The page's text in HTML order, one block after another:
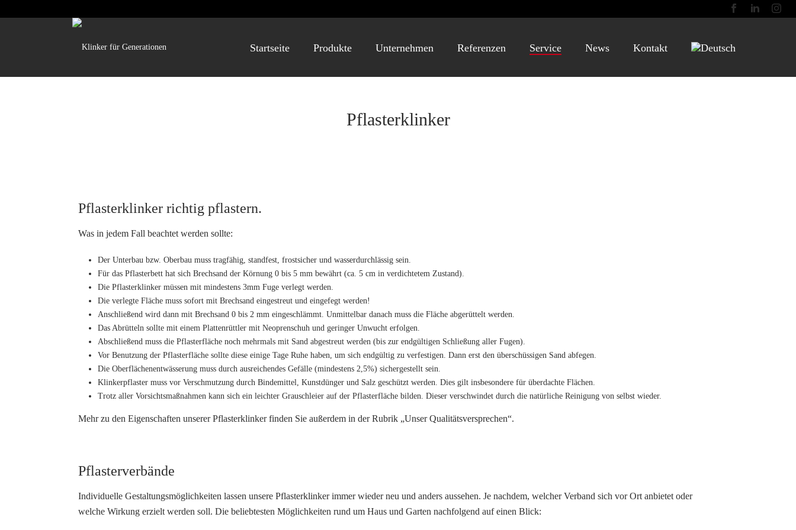
Startseite Produkte Unternehmen Referenzen Service News Kontakt
Pflasterklinker
Pflasterklinker richtig pflastern.
Was in jedem Fall beachtet werden sollte:
Der Unterbau bzw. Oberbau muss tragfähig, standfest, frostsicher und wasserdurchlässig sein.
Für das Pflasterbett hat sich Brechsand der Körnung 0 bis 5 mm bewährt (ca. 5 cm in verdichtetem Zustand).
Die Pflasterklinker müssen mit mindestens 3mm Fuge verlegt werden.
Die verlegte Fläche muss sofort mit Brechsand eingestreut und eingefegt werden!
Anschließend wird dann mit Brechsand 0 bis 2 mm eingeschlämmt. Unmittelbar danach muss die Fläche abgerüttelt werden.
Das Abrütteln sollte mit einem Plattenrüttler mit Neoprenschuh und geringer Unwucht erfolgen.
Abschließend muss die Pflasterfläche noch mehrmals mit Sand abgestreut werden (bis zur endgültigen Schließung aller Fugen).
Vor Benutzung der Pflasterfläche sollte diese einige Tage Ruhe haben, um sich endgültig zu verfestigen. Dann erst den überschüssigen Sand abfegen.
Die Oberflächenentwässerung muss durch ausreichendes Gefälle (mindestens 2,5%) sichergestellt sein.
Klinkerpflaster muss vor Verschmutzung durch Bindemittel, Kunstdünger und Salz geschützt werden. Dies gilt insbesondere für überdachte Flächen.
Trotz aller Vorsichtsmaßnahmen kann sich ein leichter Grauschleier auf der Pflasterfläche bilden. Dieser verschwindet durch die natürliche Reinigung von selbst wieder.
Mehr zu den Eigenschaften unserer Pflasterklinker finden Sie außerdem in der Rubrik „Unser Qualitätsversprechen“.
Pflasterverbände
Individuelle Gestaltungsmöglichkeiten lassen unsere Pflasterklinker immer wieder neu und anders aussehen. Je nachdem, welcher Verband sich vor Ort anbietet oder
welche Wirkung erzielt werden soll. Die beliebtesten Möglichkeiten rund um Haus und Garten nachfolgend auf einen Blick: